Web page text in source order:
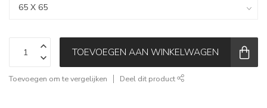
TOEVOEGEN AAN WINKELWAGEN
Toevoegen om te vergelijken Deel dit product